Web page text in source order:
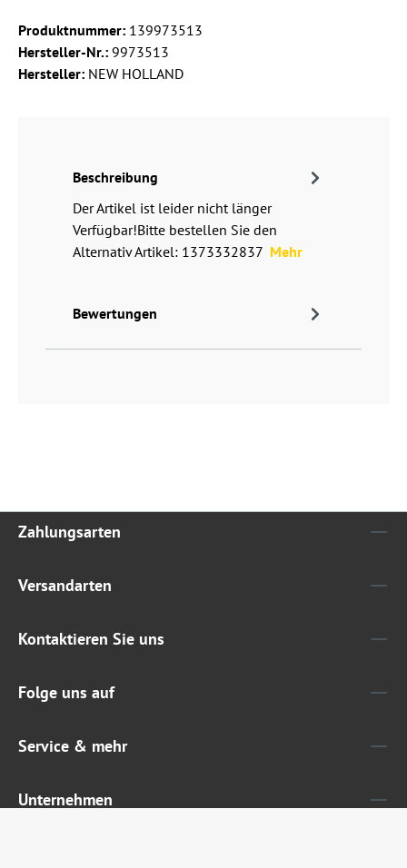
Produktnummer: 139973513
Hersteller-Nr.: 9973513
Hersteller: NEW HOLLAND
Beschreibung
Der Artikel ist leider nicht länger
Verfügbar!Bitte bestellen Sie den
Alternativ Artikel: 1373332837 Mehr
Bewertungen
Zahlungsarten
Versandarten
Kontaktieren Sie uns
Folge uns auf
Service & mehr
Unternehmen